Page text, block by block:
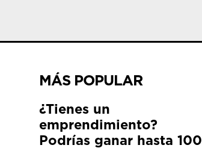
MÁS POPULAR
¿Tienes un
emprendimiento?
Podrías ganar hasta 100